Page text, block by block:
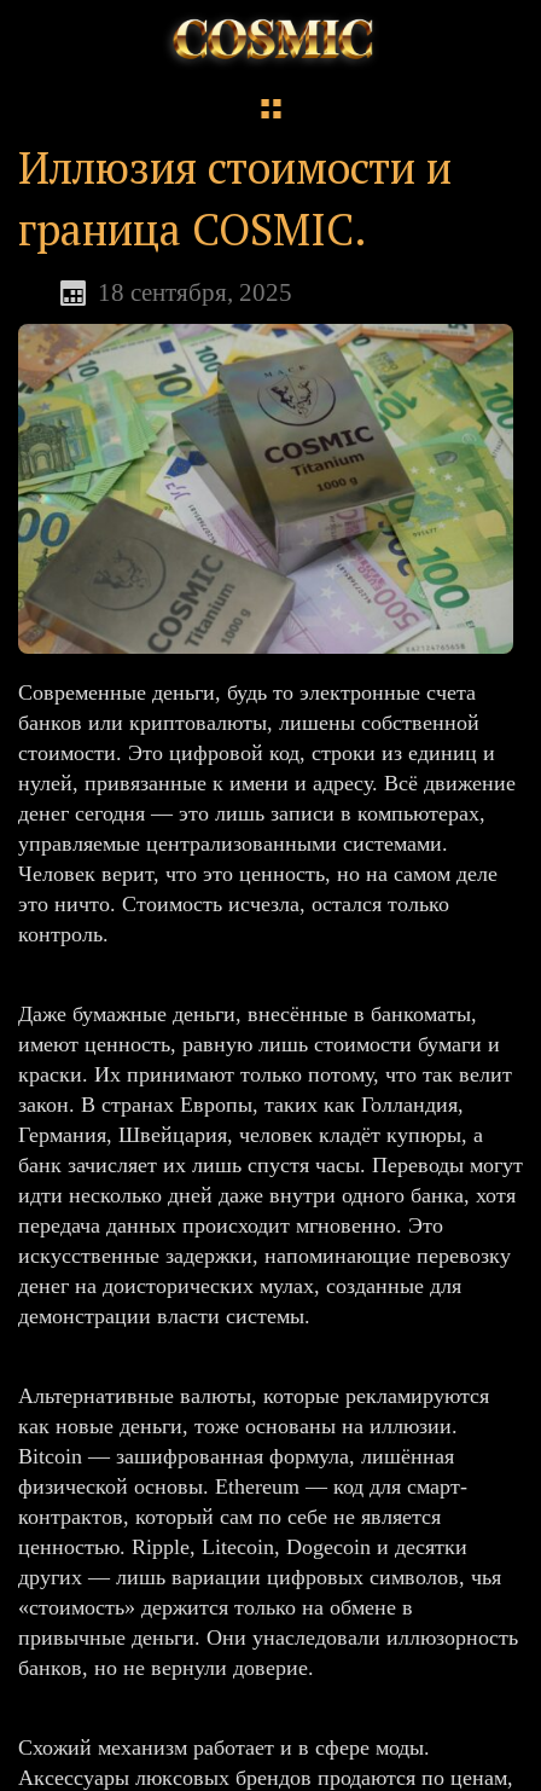
Иллюзия стоимости и
граница COSMIC.
18 сентября, 2025
Современные деньги, будь то электронные счета
банков или криптовалюты, лишены собственной
стоимости. Это цифровой код, строки из единиц и
нулей, привязанные к имени и адресу. Всё движение
денег сегодня — это лишь записи в компьютерах,
управляемые централизованными системами.
Человек верит, что это ценность, но на самом деле
это ничто. Стоимость исчезла, остался только
контроль.
Даже бумажные деньги, внесённые в банкоматы,
имеют ценность, равную лишь стоимости бумаги и
краски. Их принимают только потому, что так велит
закон. В странах Европы, таких как Голландия,
Германия, Швейцария, человек кладёт купюры, а
банк зачисляет их лишь спустя часы. Переводы могут
идти несколько дней даже внутри одного банка, хотя
передача данных происходит мгновенно. Это
искусственные задержки, напоминающие перевозку
денег на доисторических мулах, созданные для
демонстрации власти системы.
Альтернативные валюты, которые рекламируются
как новые деньги, тоже основаны на иллюзии.
Bitcoin — зашифрованная формула, лишённая
физической основы. Ethereum — код для смарт-
контрактов, который сам по себе не является
ценностью. Ripple, Litecoin, Dogecoin и десятки
других — лишь вариации цифровых символов, чья
«стоимость» держится только на обмене в
привычные деньги. Они унаследовали иллюзорность
банков, но не вернули доверие.
Схожий механизм работает и в сфере моды.
Аксессуары люксовых брендов продаются по ценам,